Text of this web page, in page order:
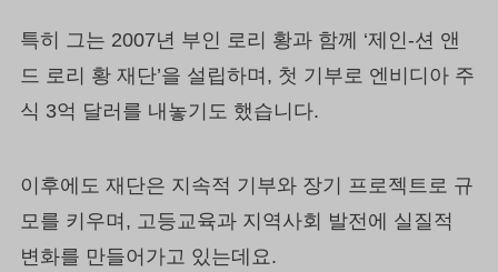
특히 그는 2007년 부인 로리 황과 함께 ‘제인-션 앤
드 로리 황 재단’을 설립하며, 첫 기부로 엔비디아 주
식 3억 달러를 내놓기도 했습니다.
이후에도 재단은 지속적 기부와 장기 프로젝트로 규
모를 키우며, 고등교육과 지역사회 발전에 실질적
변화를 만들어가고 있는데요.